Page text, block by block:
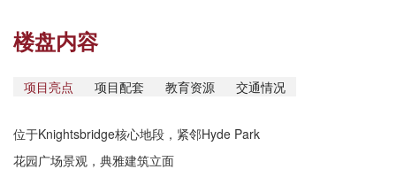
楼盘内容
项目亮点 项目配套 教育资源 交通情况
位于Knightsbridge核心地段，紧邻Hyde Park
花园广场景观，典雅建筑立面